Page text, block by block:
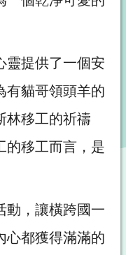
靈提供了一個安
有貓哥領頭羊的
林移工的祈禱
的移工而言，是
動，讓橫跨國一
心都獲得滿滿的